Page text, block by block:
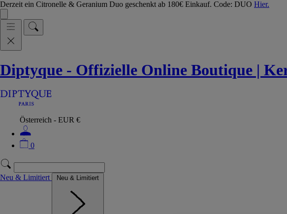
Derzeit ein Citronelle & Geranium Duo geschenkt ab 180€ Einkauf. Code: DUO Hier.
Diptyque - Offizielle Online Boutique |
Österreich - EUR €
0
Neu & Limitiert Neu & Limitiert